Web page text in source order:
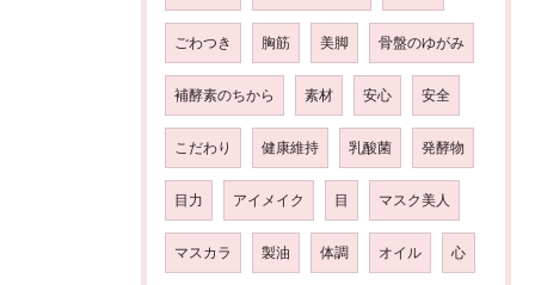
ごわつき 胸筋 美脚 骨盤のゆがみ
補酵素のちから 素材 安心 安全
こだわり 健康維持 乳酸菌 発酵物
目力 アイメイク 目 マスク美人
マスカラ 製油 体調 オイル 心